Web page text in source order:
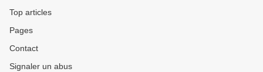
Top articles
Pages
Contact
Signaler un abus